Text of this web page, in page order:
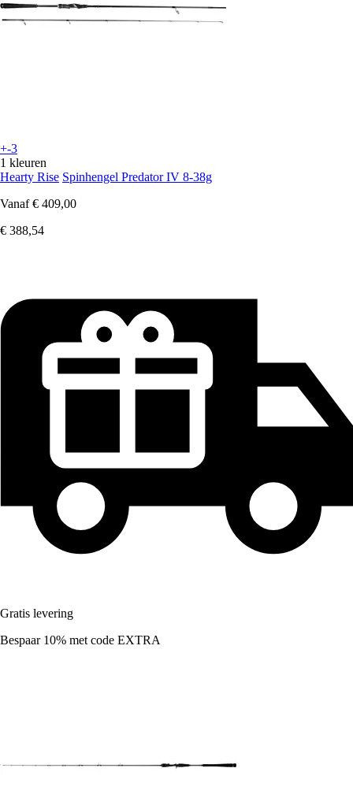
+-3
1 kleuren
Hearty Rise Spinhengel Predator IV 8-38g
Vanaf € 409,00
€ 388,54
Gratis levering
Bespaar 10% met code EXTRA